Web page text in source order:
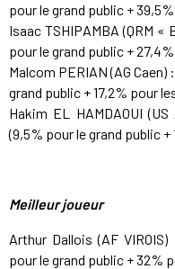
pour le grand public +
Isaac TSHIPAMBA (QRM «
pour le grand public +
Malcom PERIAN (AG Caen) :
grand public + 17,2% pour
Hakim EL HAMDAOUI
(9,5% pour le grand public
Meilleur joueur
Arthur Dallois (AF VIROIS)
pour le grand public + 32%